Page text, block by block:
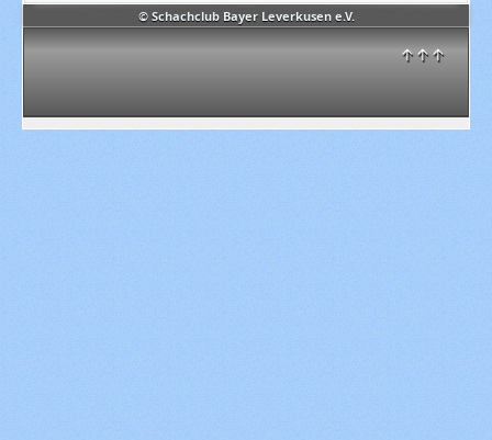
© Schachclub Bayer Leverkusen e.V.
↑↑↑